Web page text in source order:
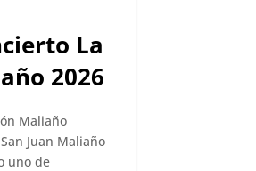
La
2026
Maliaño
Juan Maliaño
uno de